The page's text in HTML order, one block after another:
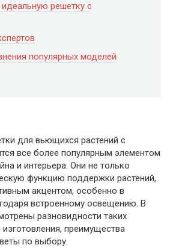
решетку с
популярных моделей
для вьющихся растений с
все более популярным элементом
и интерьера. Они не только
функцию поддержки растений,
акцентом, особенно в
встроенному освещению. В
разновидности таких
преимущества
по выбору.